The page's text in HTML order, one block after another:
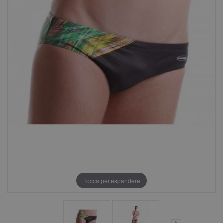
Tocca per espandere